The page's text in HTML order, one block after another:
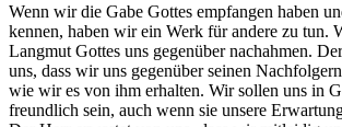
Wenn wir die Gabe Gottes empfangen haben
kennen, haben wir ein Werk für andere zu tun.
Langmut Gottes uns gegenüber nachahmen.
uns, dass wir uns gegenüber seinen
wie wir es von ihm erhalten. Wir sollen uns in
freundlich sein, auch wenn sie unsere